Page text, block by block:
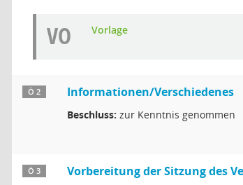
VO Vorlage
Ö 2 Informationen/Verschiedenes
Beschluss: zur Kenntnis genommen
Ö 3 Vorbereitung der Sitzung des